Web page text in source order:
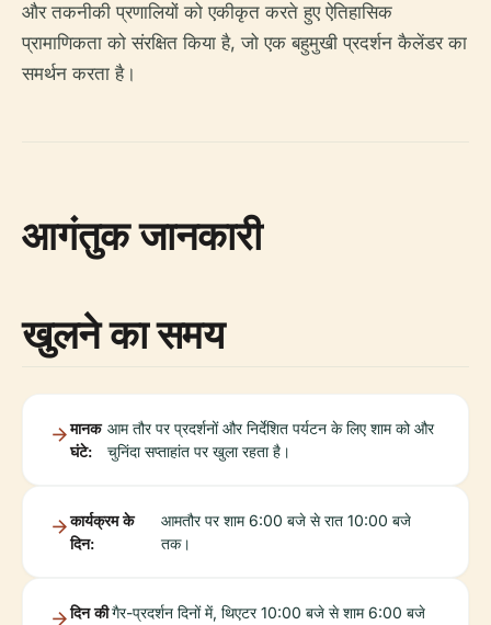
और तकनीकी प्रणालियों को एकीकृत करते हुए ऐतिहासिक
प्रामाणिकता को संरक्षित किया है, जो एक बहुमुखी प्रदर्शन कैलेंडर का
समर्थन करता है।
आगंतुक जानकारी
खुलने का समय
मानक
घंटे:
आम तौर पर प्रदर्शनों और निर्देशित पर्यटन के लिए शाम को और
चुनिंदा सप्ताहांत पर खुला रहता है।
कार्यक्रम के
दिन:
आमतौर पर शाम 6:00 बजे से रात 10:00 बजे
तक।
दिन कीगैर-प्रदर्शन दिनों में, थिएटर 10:00 बजे से शाम 6:00 बजे